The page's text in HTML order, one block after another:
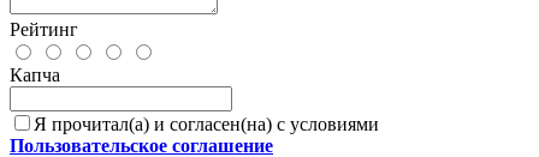
Рейтинг
Капча
Я прочитал(а) и согласен(на) с условиями
Пользовательское соглашение